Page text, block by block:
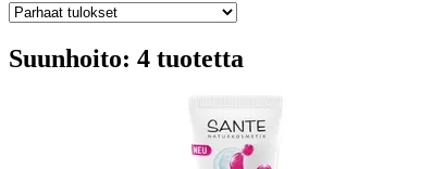
Suunhoito: 4 tuotetta